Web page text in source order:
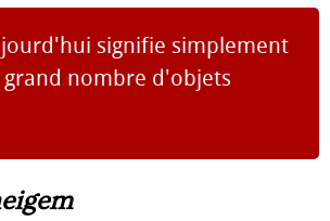
signifie simplement
nombre d'objets